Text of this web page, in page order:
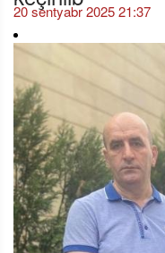
20 sentyabr 2025 21:37